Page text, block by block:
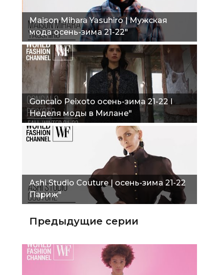
Maison Mihara Yasuhiro | Мужская
мода осень-зима 21-22"
Goncalo Peixoto осень-зима 21-22 I
Неделя моды в Милане"
Ashi Studio Couture | осень-зима 21-22
Париж"
Предыдущие серии